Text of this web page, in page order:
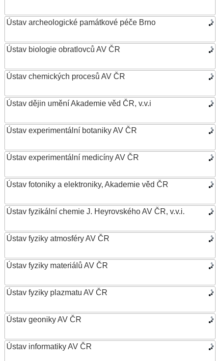
Ústav archeologické památkové péče Brno
Ústav biologie obratlovců AV ČR
Ústav chemických procesů AV ČR
Ústav dějin umění Akademie věd ČR, v.v.i
Ústav experimentální botaniky AV ČR
Ústav experimentální medicíny AV ČR
Ústav fotoniky a elektroniky, Akademie věd ČR
Ústav fyzikální chemie J. Heyrovského AV ČR, v.v.i.
Ústav fyziky atmosféry AV ČR
Ústav fyziky materiálů AV ČR
Ústav fyziky plazmatu AV ČR
Ústav geoniky AV ČR
Ústav informatiky AV ČR